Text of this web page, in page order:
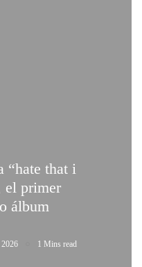
“hate that i
el primer
álbum
1 Mins read